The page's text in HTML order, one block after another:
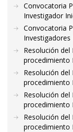
Convocatoria
Investigador
Convocatoria
Investigadores
Resolución
procedimiento
Resolución
procedimiento
Resolución
procedimiento
Resolución
procedimiento